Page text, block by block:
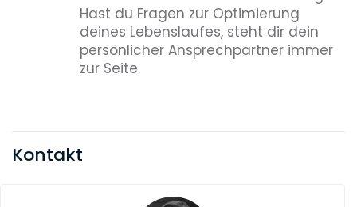
Hast du Fragen zur Optimierung
deines Lebenslaufes, steht dir dein
persönlicher Ansprechpartner immer
zur Seite.
Kontakt